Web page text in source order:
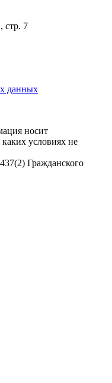
стр. 7
данных
носит
условиях не
Гражданского